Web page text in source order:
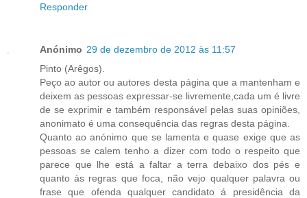
Responder
Anónimo 29 de dezembro de 2012 às 11:57
Pinto (Arêgos).
Peço ao autor ou autores desta página que a mantenham e
deixem as pessoas expressar-se livremente,cada um é livre
de se exprimir e também responsável pelas suas opiniões,
anonimato é uma consequência das regras desta página.
Quanto ao anónimo que se lamenta e quase exige que as
pessoas se calem tenho a dizer com todo o respeito que
parece que lhe está a faltar a terra debaixo dos pés e
quanto ás regras que foca, não vejo qualquer palavra ou
frase que ofenda qualquer candidato á presidência da